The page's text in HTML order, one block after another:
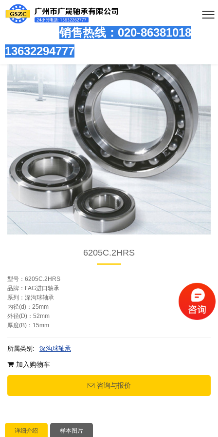
销售热线：020-86381018
13632294777
6205C.2HRS
型号：6205C.2HRS
品牌：FAG进口轴承
系列：深沟球轴承
内径(d)：25mm
外径(D)：52mm
厚度(B)：15mm
所属类别: 深沟球轴承
加入购物车
咨询与报价
详细介绍 样本图片